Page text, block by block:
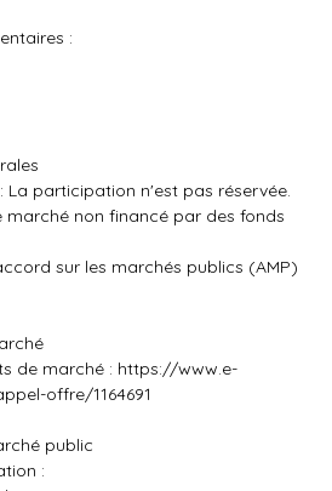
:
La participation n'est pas réservée.
non financé par des fonds
sur les marchés publics (AMP)
de marché : https://www.e-
offre/1164691
public
: